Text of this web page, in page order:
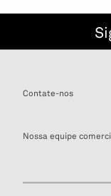
Contate-nos
Nossa equipe